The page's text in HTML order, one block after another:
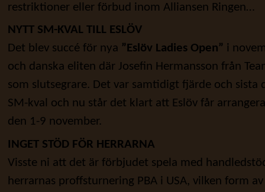
restriktioner eller förbud inom Alliansen Ringen…
NYTT SM-KVAL TILL ESLÖV
Det blev succé för nya ”Eslöv Ladies Open” i
och danska eliten där Josefin Hermansson från
som slutsegrare. Det var samtidigt fjärde och sista
SM-kval och nu står det klart att Eslöv får
den 1-9 november.
INGET STÖD FÖR HERRARNA
Visste ni att det är förbjudet spela med
herrarnas proffsturnering PBA i USA, vilken form av